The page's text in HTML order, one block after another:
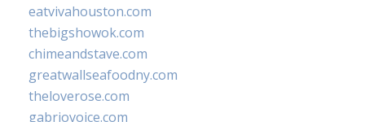
eatvivahouston.com
thebigshowok.com
chimeandstave.com
greatwallseafoodny.com
theloverose.com
gabriovoice.com